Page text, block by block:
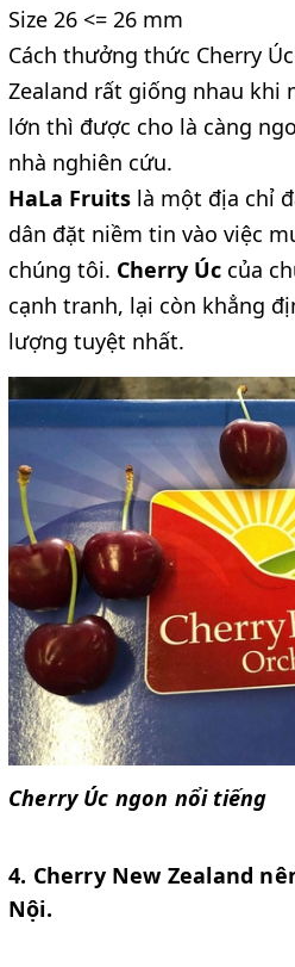
Size 26 <= 26 mm
Cách thưởng thức Cherry
Zealand rất giống nhau khi
lớn thì được cho là càng
nhà nghiên cứu.
HaLa Fruits là một địa chỉ
dân đặt niềm tin vào việc
chúng tôi. Cherry Úc của
cạnh tranh, lại còn khẳng
lượng tuyệt nhất.
Cherry Úc ngon nổi tiếng
4. Cherry New Zealand
Nội.